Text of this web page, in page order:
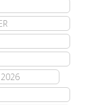
2026